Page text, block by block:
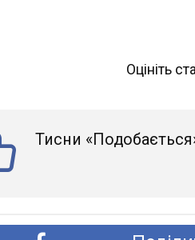
Оцініть
Тисни